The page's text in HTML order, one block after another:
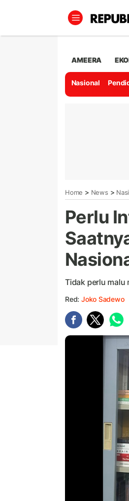
AMEERA
Nasional
Home > News >
Perlu
Tidak perlu malu
Red: Joko Sadewo